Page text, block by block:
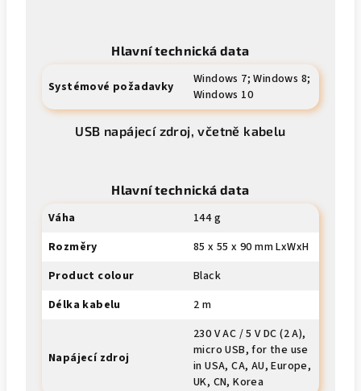
Hlavní technická data
Systémové požadavky
Windows 7; Windows 8;
Windows 10
USB napájecí zdroj, včetně kabelu
Hlavní technická data
Váha
144 g
Rozměry
85 x 55 x 90 mm LxWxH
Product colour
Black
Délka kabelu
2 m
Napájecí zdroj
230 V AC / 5 V DC (2 A),
micro USB, for the use
in USA, CA, AU, Europe,
UK, CN, Korea